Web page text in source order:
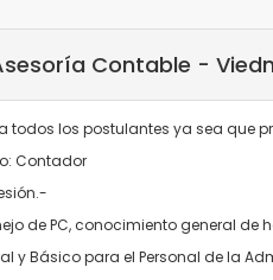
Contable -
todos los postulantes ya sea que
Contador
de PC, conocimiento general de
y Básico para el Personal de la